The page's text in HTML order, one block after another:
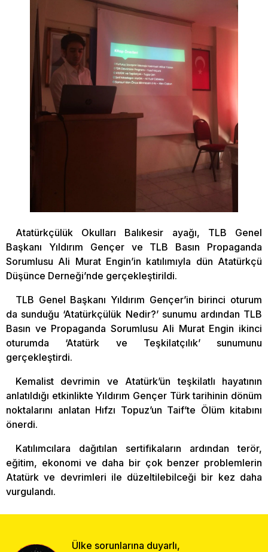
Atatürkçülük Okulları Balıkesir ayağı, TLB Genel
Başkanı Yıldırım Gençer ve TLB Basın Propaganda
Sorumlusu Ali Murat Engin’in katılımıyla dün Atatürkçü
Düşünce Derneği’nde gerçekleştirildi.
TLB Genel Başkanı Yıldırım Gençer’in birinci oturum
da sunduğu ‘Atatürkçülük Nedir?’ sunumu ardından TLB
Basın ve Propaganda Sorumlusu Ali Murat Engin ikinci
oturumda ‘Atatürk ve Teşkilatçılık’ sunumunu
gerçekleştirdi.
Kemalist devrimin ve Atatürk’ün teşkilatlı hayatının
anlatıldığı etkinlikte Yıldırım Gençer Türk tarihinin dönüm
noktalarını anlatan Hıfzı Topuz’un Taif’te Ölüm kitabını
önerdi.
Katılımcılara dağıtılan sertifikaların ardından terör,
eğitim, ekonomi ve daha bir çok benzer problemlerin
Atatürk ve devrimleri ile düzeltilebilceği bir kez daha
vurgulandı.
Ülke sorunlarına duyarlı,